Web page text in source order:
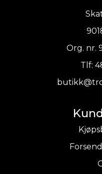
Org. nr.
Tlf: